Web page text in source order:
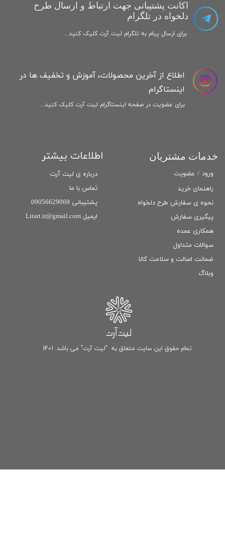
راهنمای خرید
نحوه ی سفارش طرح دلخواه
پیگیری سفارش
همکاری عمده
سوالات متداول
ضمانت اصالت و سلامت كالا
وبلاگ
خدمات مشتریان
اکانت پشتیبانی جهت ارتباط و ارسال طرح
دلخواه در تلگرام
برای ارسال پیام به تلگرام لیت آرت کلیک کنید...
اطلاعات بیشتر
درباره ی لیت آرت
تماس با ما
پشتیبانی 09056629069
ایمیل Litart.ir@gmail.com
تمام حقوق این سایت متعلق به "لیت آرت" می باشد. 1401
اطلاع از آخرین محصولات، آموزش و تخفیف ها در
اینستاگرام
برای عضویت در صفحه اینستاگرام لیت آرت کلیک کنید...
ورود / عضویت